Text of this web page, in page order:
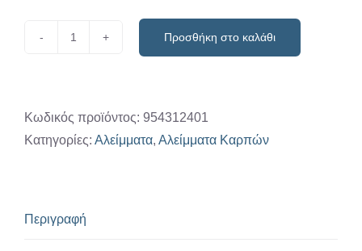
ποσότητα
Προσθήκη στο καλάθι
Κωδικός προϊόντος: 954312401
Κατηγορίες: Αλείμματα, Αλείμματα Καρπών
Περιγραφή